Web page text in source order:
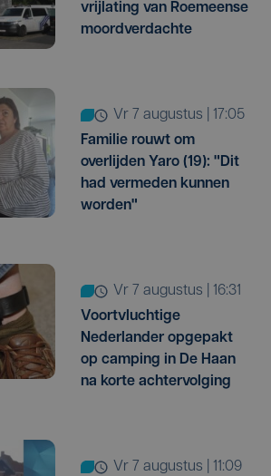
vrijlating van Roemeense
moordverdachte
vr 7 augustus | 17:05
Familie rouwt om
overlijden Yaro (19): "Dit
had vermeden kunnen
worden"
vr 7 augustus | 16:31
Voortvluchtige
Nederlander opgepakt
op camping in De Haan
na korte achtervolging
vr 7 augustus | 11:09